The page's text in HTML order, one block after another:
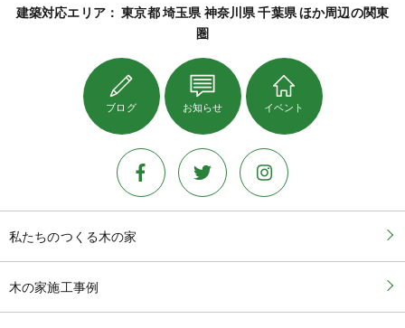
建築対応エリア： 東京都 埼玉県 神奈川県 千葉県 ほか周辺の関東
圏
ブログ お知らせ イベント
私たちのつくる木の家
木の家施工事例